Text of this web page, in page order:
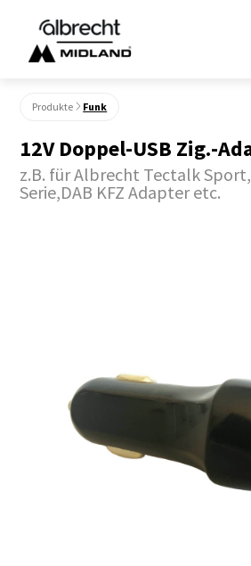
Produkte Funk
12V Doppel-USB Zig.-
z.B. für Albrecht Tectalk
Serie,DAB KFZ Adapter etc.